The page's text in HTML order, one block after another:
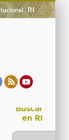
Buscar
en RI